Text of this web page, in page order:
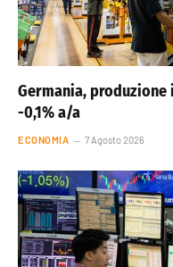
Germania,
-0,1% a/a
ECONOMIA 7 Agosto 2026